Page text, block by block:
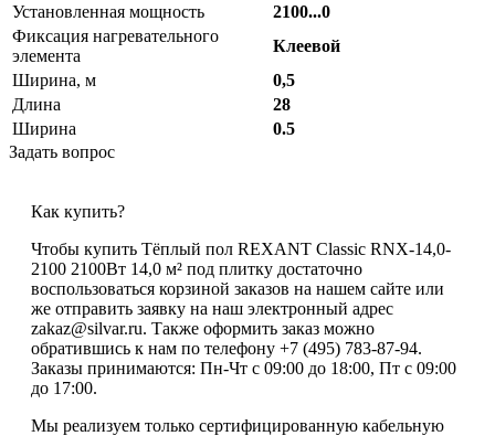
Установленная мощность
2100...0
Фиксация нагревательного
элемента
Клеевой
Ширина, м
0,5
Длина
28
Ширина
0.5
Задать вопрос
Как купить?
Чтобы купить Тёплый пол REXANT Classic RNX-14,0-
2100 2100Вт 14,0 м² под плитку достаточно
воспользоваться корзиной заказов на нашем сайте или
же отправить заявку на наш электронный адрес
zakaz@silvar.ru. Также оформить заказ можно
обратившись к нам по телефону +7 (495) 783-87-94.
Заказы принимаются: Пн-Чт с 09:00 до 18:00, Пт с 09:00
до 17:00.
Мы реализуем только сертифицированную кабельную